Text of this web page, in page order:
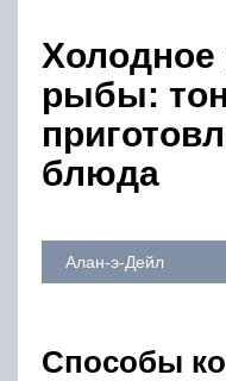
Холодное
рыбы:
блюда
Алан-э-Дейл
Способы